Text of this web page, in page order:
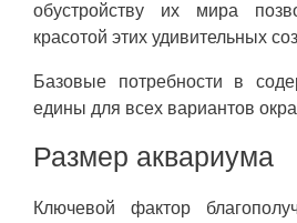
обустройству их мира
красотой этих удивительных
Базовые потребности в
едины для всех вариантов
Размер аквариума
Ключевой фактор